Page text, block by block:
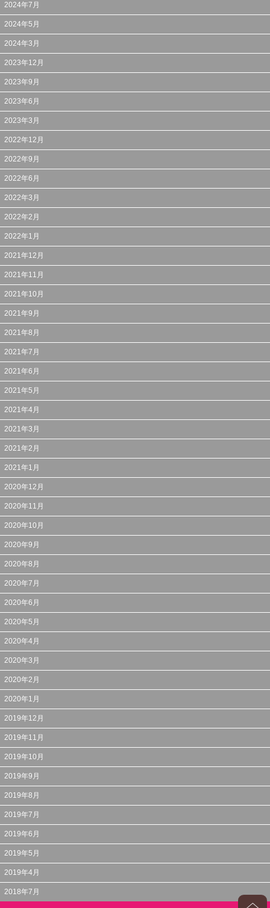
2024年7月
2024年5月
2024年3月
2023年12月
2023年9月
2023年6月
2023年3月
2022年12月
2022年9月
2022年6月
2022年3月
2022年2月
2022年1月
2021年12月
2021年11月
2021年10月
2021年9月
2021年8月
2021年7月
2021年6月
2021年5月
2021年4月
2021年3月
2021年2月
2021年1月
2020年12月
2020年11月
2020年10月
2020年9月
2020年8月
2020年7月
2020年6月
2020年5月
2020年4月
2020年3月
2020年2月
2020年1月
2019年12月
2019年11月
2019年10月
2019年9月
2019年8月
2019年7月
2019年6月
2019年5月
2019年4月
2018年7月